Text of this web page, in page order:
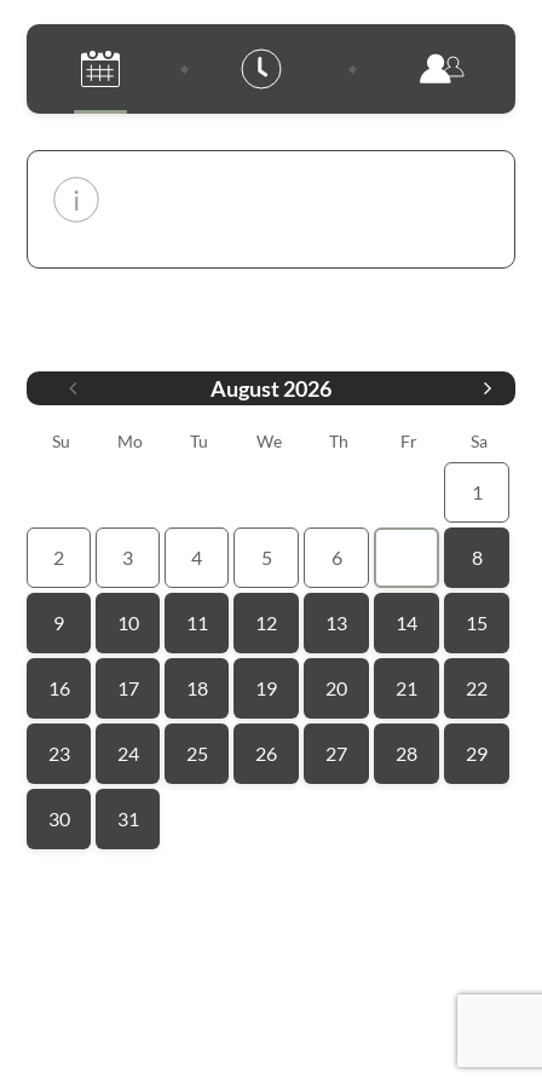
August2026
Su Mo Tu We Th Fr Sa
1
2 3 4 5 6 8
9 10 11 12 13 14 15
16 17 18 19 20 21 22
23 24 25 26 27 28 29
30 31